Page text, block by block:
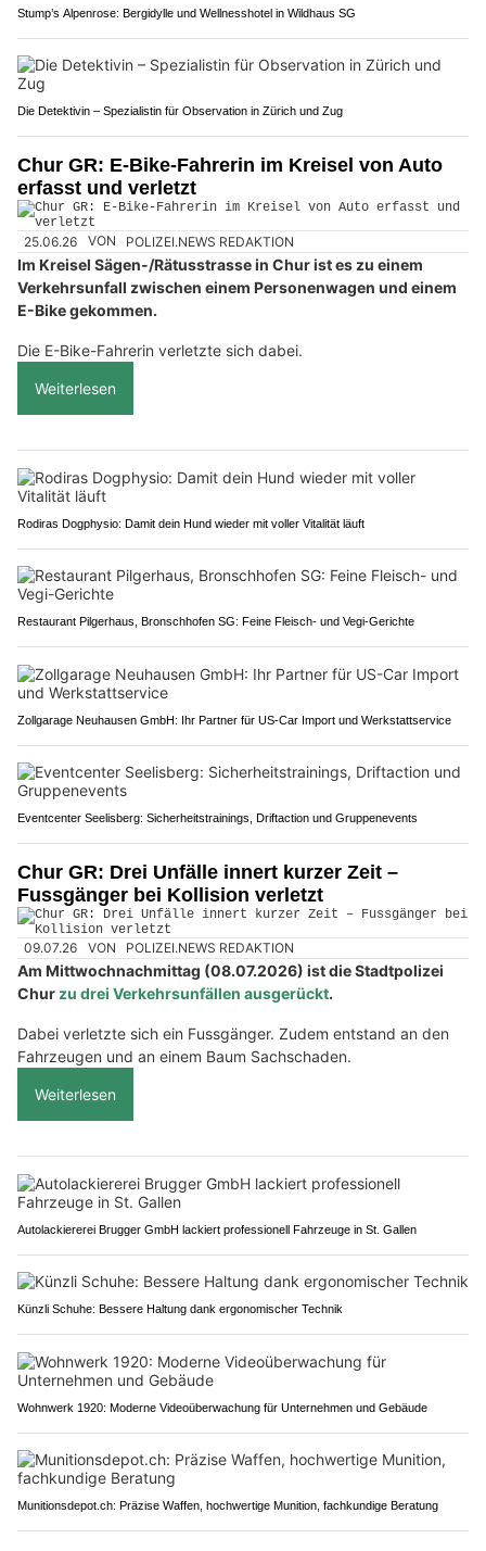
Stump’s Alpenrose: Bergidylle und Wellnesshotel in Wildhaus SG
Die Detektivin – Spezialistin für Observation in Zürich und Zug
Chur GR: E-Bike-Fahrerin im Kreisel von Auto
erfasst und verletzt
25.06.26 VON POLIZEI.NEWS REDAKTION
Im Kreisel Sägen-/Rätusstrasse in Chur ist es zu einem
Verkehrsunfall zwischen einem Personenwagen und einem
E-Bike gekommen.
Die E-Bike-Fahrerin verletzte sich dabei.
Weiterlesen
Rodiras Dogphysio: Damit dein Hund wieder mit voller Vitalität läuft
Restaurant Pilgerhaus, Bronschhofen SG: Feine Fleisch- und Vegi-Gerichte
Zollgarage Neuhausen GmbH: Ihr Partner für US-Car Import und Werkstattservice
Eventcenter Seelisberg: Sicherheitstrainings, Driftaction und Gruppenevents
Chur GR: Drei Unfälle innert kurzer Zeit –
Fussgänger bei Kollision verletzt
09.07.26 VON POLIZEI.NEWS REDAKTION
Am Mittwochnachmittag (08.07.2026) ist die Stadtpolizei
Chur zu drei Verkehrsunfällen ausgerückt.
Dabei verletzte sich ein Fussgänger. Zudem entstand an den
Fahrzeugen und an einem Baum Sachschaden.
Weiterlesen
Autolackiererei Brugger GmbH lackiert professionell Fahrzeuge in St. Gallen
Künzli Schuhe: Bessere Haltung dank ergonomischer Technik
Wohnwerk 1920: Moderne Videoüberwachung für Unternehmen und Gebäude
Munitionsdepot.ch: Präzise Waffen, hochwertige Munition, fachkundige Beratung